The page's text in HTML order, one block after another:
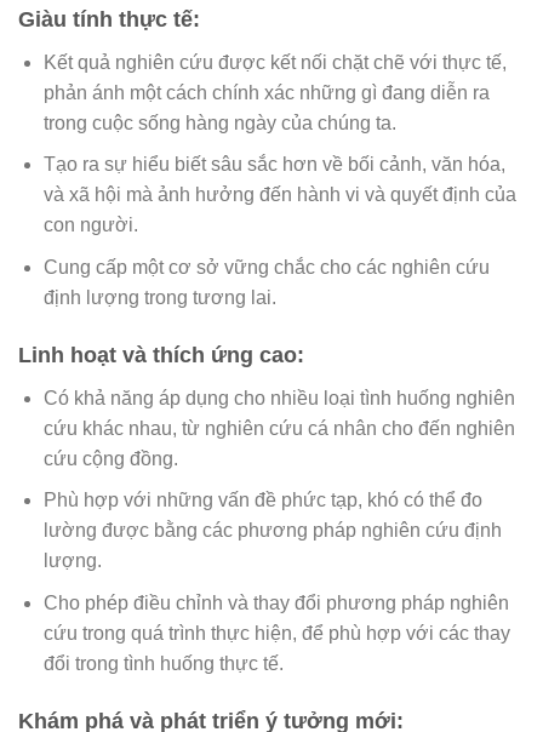
Giàu tính thực tế:
Kết quả nghiên cứu được kết nối chặt chẽ với thực tế,
phản ánh một cách chính xác những gì đang diễn ra
trong cuộc sống hàng ngày của chúng ta.
Tạo ra sự hiểu biết sâu sắc hơn về bối cảnh, văn hóa,
và xã hội mà ảnh hưởng đến hành vi và quyết định của
con người.
Cung cấp một cơ sở vững chắc cho các nghiên cứu
định lượng trong tương lai.
Linh hoạt và thích ứng cao:
Có khả năng áp dụng cho nhiều loại tình huống nghiên
cứu khác nhau, từ nghiên cứu cá nhân cho đến nghiên
cứu cộng đồng.
Phù hợp với những vấn đề phức tạp, khó có thể đo
lường được bằng các phương pháp nghiên cứu định
lượng.
Cho phép điều chỉnh và thay đổi phương pháp nghiên
cứu trong quá trình thực hiện, để phù hợp với các thay
đổi trong tình huống thực tế.
Khám phá và phát triển ý tưởng mới: